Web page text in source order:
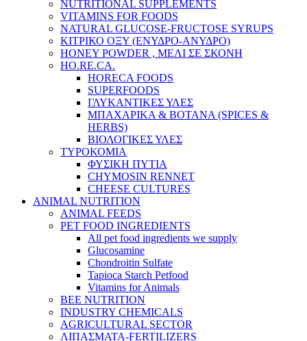
NUTRITIONAL SUPPLEMENTS
VITAMINS FOR FOODS
NATURAL GLUCOSE-FRUCTOSE SYRUPS
ΚΙΤΡΙΚΟ ΟΞΥ (ΕΝΥΔΡΟ-ΑΝΥΔΡΟ)
HONEY POWDER , ΜΕΛΙ ΣΕ ΣΚΟΝΗ
HO.RE.CA.
HORECA FOODS
SUPERFOODS
ΓΛΥΚΑΝΤΙΚΕΣ ΥΛΕΣ
ΜΠΑΧΑΡΙΚA & ΒΟΤΑΝA (SPICES &
HERBS)
ΒΙΟΛΟΓΙΚΕΣ ΥΛΕΣ
ΤΥΡΟΚΟΜΙΑ
ΦΥΣΙΚΗ ΠΥΤΙΑ
CHYMOSIN RENNET
CHEESE CULTURES
ANIMAL NUTRITION
ANIMAL FEEDS
PET FOOD INGREDIENTS
All pet food ingredients we supply
Glucosamine
Chondroitin Sulfate
Tapioca Starch Petfood
Vitamins for Animals
BEE NUTRITION
INDUSTRY CHEMICALS
AGRICULTURAL SECTOR
ΛΙΠΑΣΜΑΤΑ-FERTILIZERS